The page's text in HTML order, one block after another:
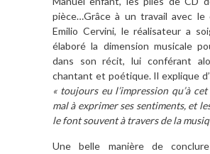
pièce…Grâce à un travail avec le
Emilio Cervini, le réalisateur a
élaboré la dimension musicale
dans son récit, lui conférant
chantant et poétique. Il explique
« toujours eu l’impression qu’à
mal à exprimer ses sentiments, et
le font souvent à travers de la
Une belle manière de